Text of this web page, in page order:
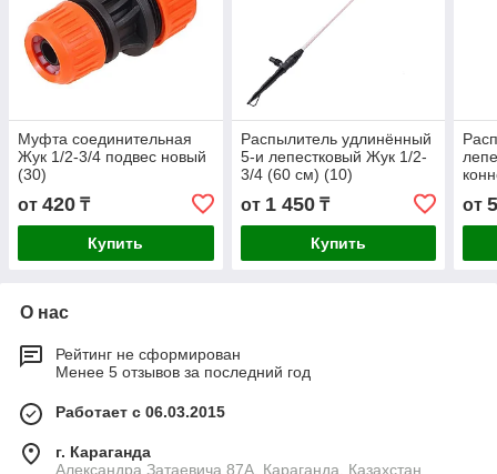
Муфта соединительная
Жук 1/2-3/4 подвес новый
(30)
от 420 ₸
Купить
Распылитель удлинённый
5-и лепестковый Жук 1/2-
3/4 (60 см) (10)
от 1 450₸
Купить
от
О нас
Рейтинг не сформирован
Менее 5 отзывов за последний год
Работает с 06.03.2015
г. Караганда
Александра Затаевича 87А, Караганда, Казахстан